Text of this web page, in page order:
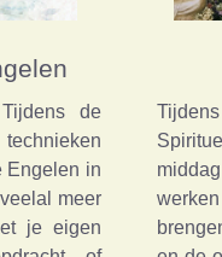
de
Engelen in
meer
je eigen